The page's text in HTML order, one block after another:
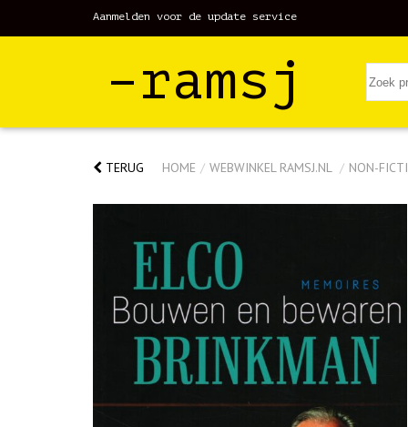
Aanmelden voor de update service
–ramsj
TERUG HOME / WEBWINKEL RAMSJ.NL / NON-